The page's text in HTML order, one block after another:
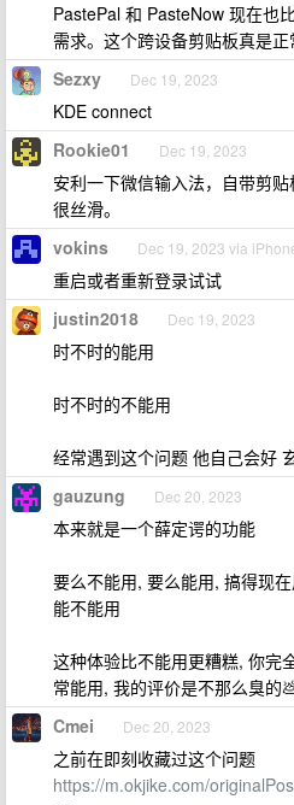
PastePal 和 PasteNow 现在也
需求。这个跨设备剪贴板真是
Sezxy Dec 19, 2023
KDE connect
Rookie01 Dec 19, 2023
安利一下微信输入法，自带剪
很丝滑。
vokins Dec 19, 2023 via
重启或者重新登录试试
justin2018 Dec 19, 2023
时不时的能用
时不时的不能用
经常遇到这个问题 他自己会好
gauzung Dec 20, 2023
本来就是一个薛定谔的功能
要么不能用, 要么能用, 搞得现
能不能用
这种体验比不能用更糟糕, 你完
常能用, 我的评价是不那么臭的
Cmei Dec 20, 2023
之前在即刻收藏过这个问题
https://m.okjike.com/